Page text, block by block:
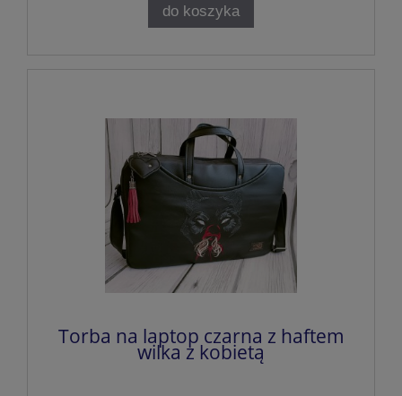
do koszyka
Torba na laptop czarna z haftem
wilka z kobietą